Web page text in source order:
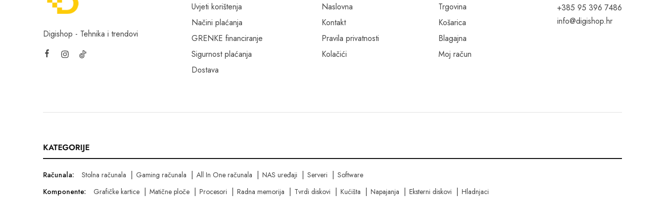
Bit Force
Blackview
Canyon
Cherry
Cherry - Xtrfy
Digishop - Tehnika i trendovi
Uvjeti korištenja
Načini plaćanja
GRENKE financiranje
Sigurnost plaćanja
Dostava
Naslovna
Kontakt
Pravila privatnosti
Kolačići
Trgovina
Košarica
Blagajna
Moj račun
+385 95 396 7486
info@digishop.hr
KATEGORIJE
Računala: Stolna računala Gaming računala All In One računala NAS uređaji Serveri
Software
Komponente:
Grafičke kartice Matične ploče Procesori Radna memorija Tvrdi diskovi Kućišta Napajanja Eksterni diskovi
Hladnjaci